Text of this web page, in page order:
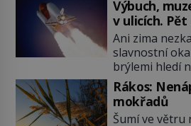
Výbuch,
v ulicích. Pět
Ani zima
slavnostní
brýlemi hledí
která má do
posádky také
Po několika
Rákos:
mokřadů
Šumí ve větru